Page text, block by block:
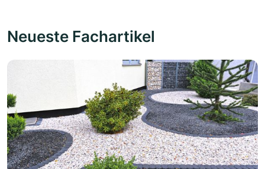
Neueste Fachartikel